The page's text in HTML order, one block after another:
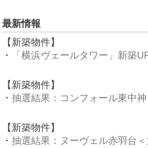
最新情報
【新築物件】
・
「横浜ヴェールタワー」新築
【新築物件】
・ 抽選結果：コンフォール東中
【新築物件】
・ 抽選結果：ヌーヴェル赤羽台